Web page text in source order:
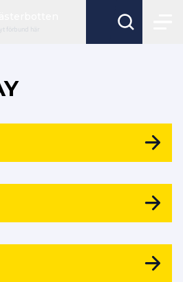
förbund här